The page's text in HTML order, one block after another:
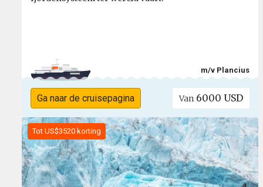
m/v Plancius
Ga naar de cruisepagina Van 6000 USD
Tot US$3520 korting